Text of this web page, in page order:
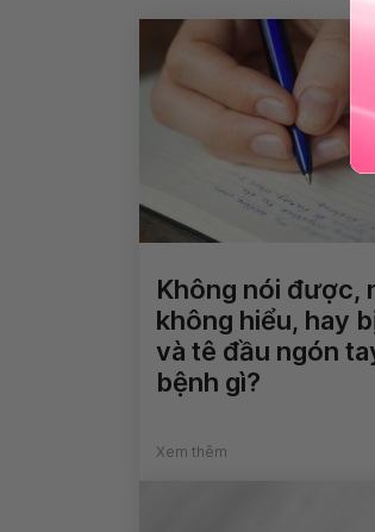
Không nói được,
không hiểu, hay
và tê đầu ngón
bệnh gì?
Xem thêm